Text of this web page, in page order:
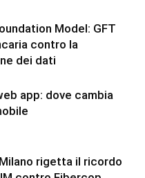
Model: GFT
contro la
dei dati
app: dove cambia
rigetta il ricordo